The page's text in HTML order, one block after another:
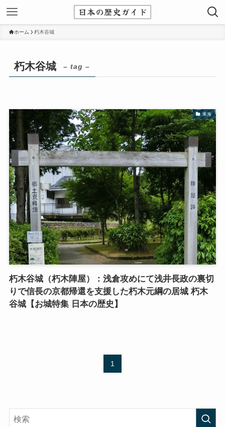
ホーム 朽木谷城
朽木谷城 – tag –
東海
朽木谷城（朽木陣屋）：浅倉攻めにて浅井長政の裏切
りで信長の京都帰還を支援した朽木元綱の居城 朽木
谷城【お城特集 日本の歴史】
1